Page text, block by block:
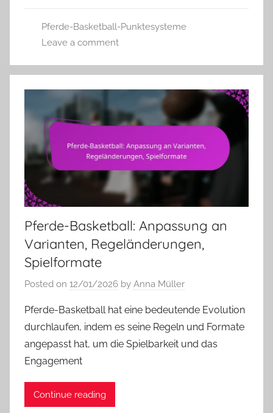
Pferde-Basketball-Punktesysteme
Leave a comment
Pferde-Basketball: Anpassung an
Varianten, Regeländerungen,
Spielformate
Posted on 12/01/2026 by Anna Müller
Pferde-Basketball hat eine bedeutende Evolution
durchlaufen, indem es seine Regeln und Formate
angepasst hat, um die Spielbarkeit und das
Engagement
Continue reading